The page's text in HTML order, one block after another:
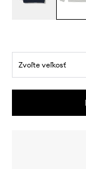
Zvoľte veľkosť